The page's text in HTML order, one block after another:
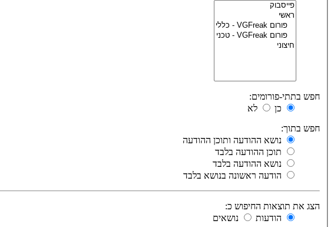
חפש בתתי-פורומים:
כן
לא
חפש בתוך:
נושא ההודעה ותוכן ההודעה
תוכן ההודעה בלבד
נושא ההודעה בלבד
הודעה ראשונה בנושא בלבד
הצג את תוצאות החיפוש כ:
הודעות
נושאים